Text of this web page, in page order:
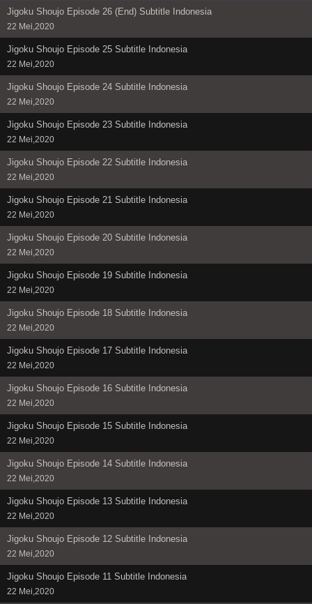
Jigoku Shoujo Episode 26 (End) Subtitle Indonesia
22 Mei,2020
Jigoku Shoujo Episode 25 Subtitle Indonesia
22 Mei,2020
Jigoku Shoujo Episode 24 Subtitle Indonesia
22 Mei,2020
Jigoku Shoujo Episode 23 Subtitle Indonesia
22 Mei,2020
Jigoku Shoujo Episode 22 Subtitle Indonesia
22 Mei,2020
Jigoku Shoujo Episode 21 Subtitle Indonesia
22 Mei,2020
Jigoku Shoujo Episode 20 Subtitle Indonesia
22 Mei,2020
Jigoku Shoujo Episode 19 Subtitle Indonesia
22 Mei,2020
Jigoku Shoujo Episode 18 Subtitle Indonesia
22 Mei,2020
Jigoku Shoujo Episode 17 Subtitle Indonesia
22 Mei,2020
Jigoku Shoujo Episode 16 Subtitle Indonesia
22 Mei,2020
Jigoku Shoujo Episode 15 Subtitle Indonesia
22 Mei,2020
Jigoku Shoujo Episode 14 Subtitle Indonesia
22 Mei,2020
Jigoku Shoujo Episode 13 Subtitle Indonesia
22 Mei,2020
Jigoku Shoujo Episode 12 Subtitle Indonesia
22 Mei,2020
Jigoku Shoujo Episode 11 Subtitle Indonesia
22 Mei,2020